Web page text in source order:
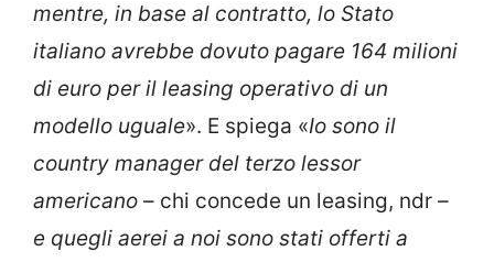
mentre, in base al contratto, lo Stato
italiano avrebbe dovuto pagare 164 milioni
di euro per il leasing operativo di un
modello uguale». E spiega «Io sono il
country manager del terzo lessor
americano – chi concede un leasing, ndr –
e quegli aerei a noi sono stati offerti a